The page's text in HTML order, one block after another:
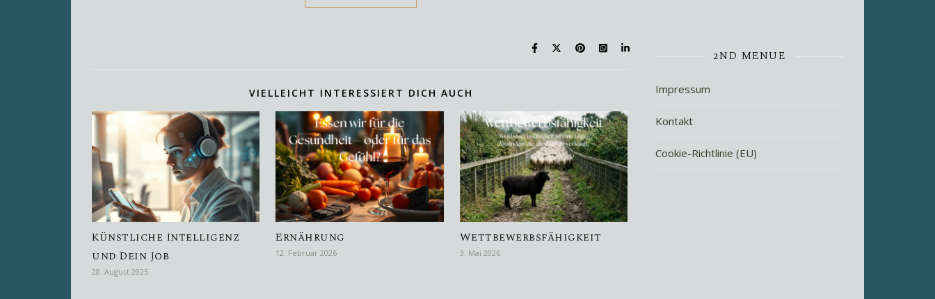
VIELLEICHT INTERESSIERT DICH AUCH
Künstliche Intelligenz
und Dein Job
28. August 2025
Ernährung
12. Februar 2026
Wettbewerbsfähigkeit
3. Mai 2026
2ND MENUE
Impressum
Kontakt
Cookie-Richtlinie (EU)